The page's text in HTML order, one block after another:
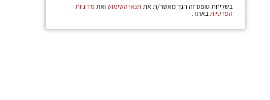
בשליחת טופס זה הנך מאשר/ת את תנאי השימוש ואת מדיניות
הפרטיותבאתר.